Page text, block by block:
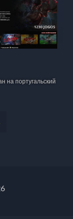
на португальский